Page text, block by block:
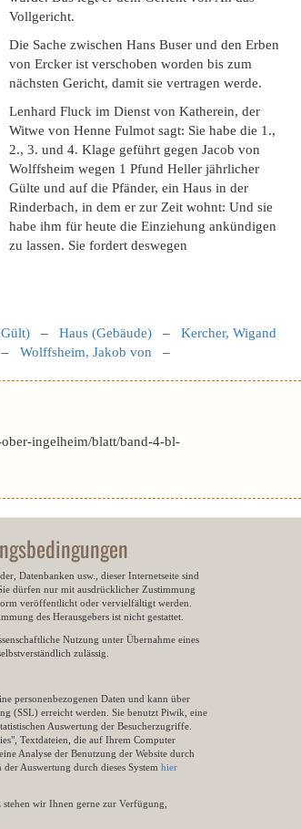
Vollgericht.
Die Sache zwischen Hans Buser und den Erben
von Ercker ist verschoben worden bis zum
nächsten Gericht, damit sie vertragen werde.
Lenhard Fluck im Dienst von Katherein, der
Witwe von Henne Fulmot sagt: Sie habe die 1.,
2., 3. und 4. Klage geführt gegen Jacob von
Wolffsheim wegen 1 Pfund Heller jährlicher
Gülte und auf die Pfänder, ein Haus in der
Rinderbach, in dem er zur Zeit wohnt: Und sie
habe ihm für heute die Einziehung ankündigen
zu lassen. Sie fordert deswegen
– Haus (Gebäude) – Kercher, Wigand
Wolffsheim, Jakob von –
ingelheim/blatt/band-4-bl-
Datenbanken usw., dieser Internetseite sind
dürfen nur mit ausdrücklicher Zustimmung
veröffentlicht oder vervielfältigt werden.
des Herausgebers ist nicht gestattet.
Nutzung unter Übernahme eines
zulässig.
personenbezogenen Daten und kann über
(SSL) erreicht werden. Sie benutzt Piwik, eine
Auswertung der Besucherzugriffe.
Textdateien, die auf Ihrem Computer
Analyse der Benutzung der Website durch
Auswertung durch dieses System hier
wir Ihnen gerne zur Verfügung,